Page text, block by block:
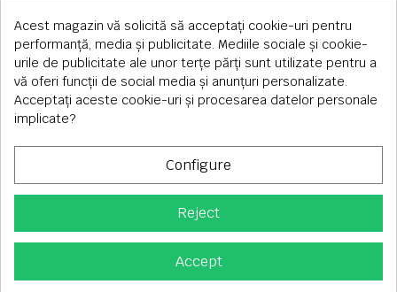
Copyright © 2026 S.C. Rimi S.R.L. , Reg.Com: J1992000639351,
CUI: RO1824566
Tel fix: 0256-275 273 mobil: 0720 699 655 ,
Acest magazin vă solicită să acceptați cookie-uri pentru
performanță, media și publicitate. Mediile sociale și cookie-
urile de publicitate ale unor terțe părți sunt utilizate pentru a
vă oferi funcții de social media și anunțuri personalizate.
Acceptați aceste cookie-uri și procesarea datelor personale
implicate?
Configure
Reject
Accept